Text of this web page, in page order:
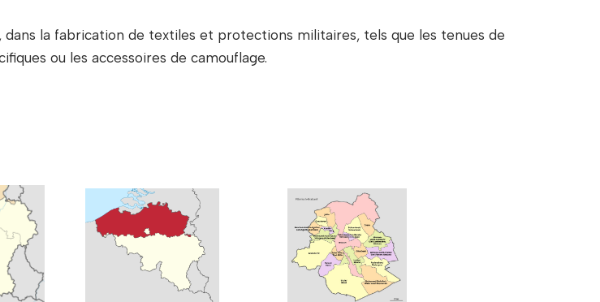
la fabrication de textiles et protections militaires, tels que les tenues de
ou les accessoires de camouflage.